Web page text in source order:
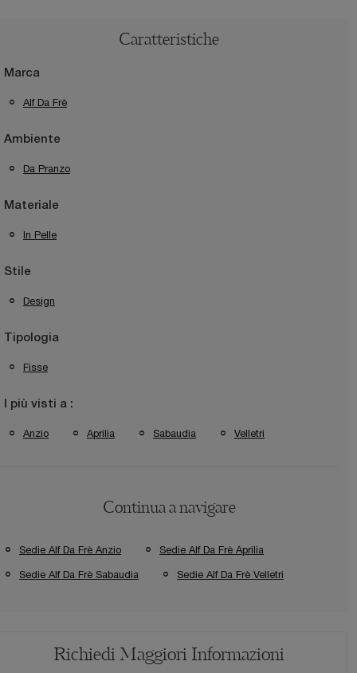
Caratteristiche
Marca
Alf Da Frè
Ambiente
Da Pranzo
Materiale
In Pelle
Stile
Design
Tipologia
Fisse
I più visti a :
Anzio Aprilia Sabaudia Velletri
Continua a navigare
Sedie Alf Da Frè Anzio Sedie Alf Da Frè Aprilia
Sedie Alf Da Frè Sabaudia Sedie Alf Da Frè Velletri
Richiedi Maggiori Informazioni